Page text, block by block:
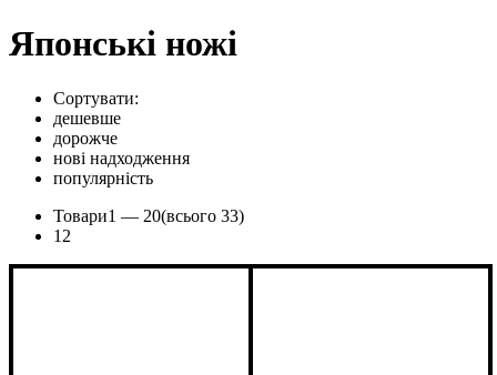
Японські ножі
Сортувати:
дешевше
дорожче
нові надходження
популярність
Товари1 — 20(всього 33)
1 2